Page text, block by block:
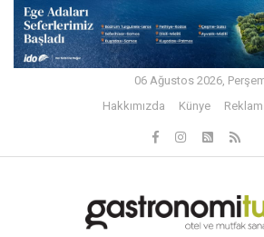
06 Ağustos 2026,
Hakkımızda
Künye Reklam